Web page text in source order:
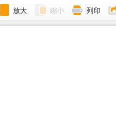
放大 縮小 列印